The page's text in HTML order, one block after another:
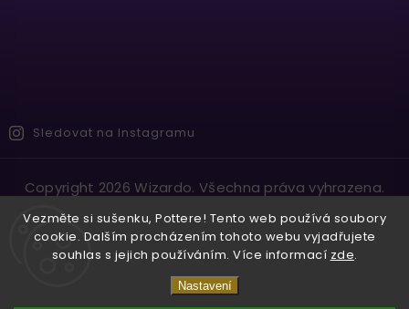
Vezměte si sušenku, Pottere! Tento web používá soubory
cookie. Dalším procházením tohoto webu vyjadřujete
souhlas s jejich používáním. Více informací zde.
Nastavení
Sledovat na Instagramu
Copyright 2026Wizardo. Všechna práva vyhrazena.
VytvořilShoptet| DesignShoptak.cz.